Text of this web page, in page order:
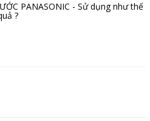
PANASONIC - Sử dụng như thế
?